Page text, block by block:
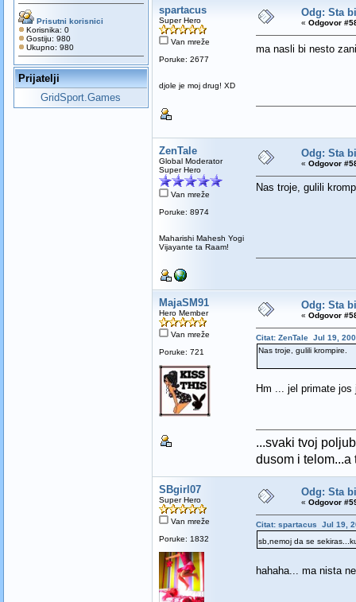
Prisutni korisnici
Korisnika: 0
Gostiju: 980
Ukupno: 980
Prijatelji
GridSport.Games
spartacus
Super Hero
Van mreže
Poruke: 2677
djole je moj drug! XD
Odg: Sta
« Odgovor
ma nasli bi nesto
ZenTale
Global Moderator
Super Hero
Van mreže
Poruke: 8974
Maharishi Mahesh Yogi
Vijayante ta Raam!
Odg: Sta
« Odgovor
Nas troje, gulili
MajaSM91
Hero Member
Van mreže
Poruke: 721
Odg: Sta
« Odgovor
Citat: ZenTale Jul 19,
Nas troje, gulili krompire.
Hm ... jel primate jos
...svaki tvoj
dusom i telom...a
SBgirl07
Super Hero
Van mreže
Poruke: 1832
Odg: Sta
« Odgovor
Citat: spartacus Jul 19,
sb,nemoj da se
hahaha... ma nista